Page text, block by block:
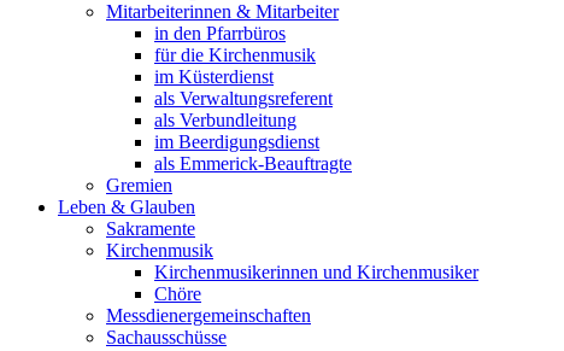
Mitarbeiterinnen & Mitarbeiter
in den Pfarrbüros
für die Kirchenmusik
im Küsterdienst
als Verwaltungsreferent
als Verbundleitung
im Beerdigungsdienst
als Emmerick-Beauftragte
Gremien
Leben & Glauben
Sakramente
Kirchenmusik
Kirchenmusikerinnen und Kirchenmusiker
Chöre
Messdienergemeinschaften
Sachausschüsse